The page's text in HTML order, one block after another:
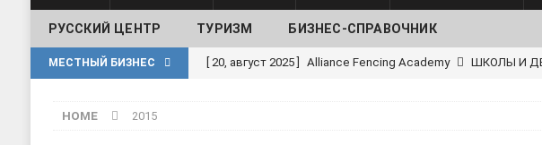
РУССКИЙ ЦЕНТР ТУРИЗМ БИЗНЕС-СПРАВОЧНИК
МЕСТНЫЙ БИЗНЕС [ 30, июнь 2025 ] СОСТАВЛЕНИЕ НАЛОГОВЫХ ДЕКЛАРАЦИЙ
HOME 2015